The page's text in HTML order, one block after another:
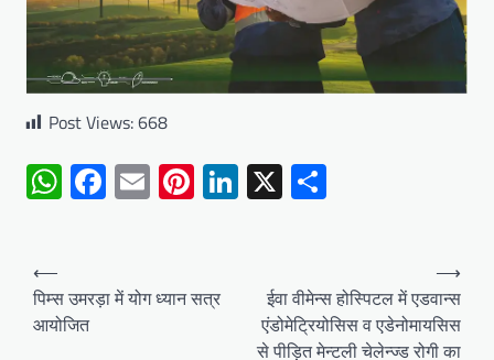
Post Views:668
WhatsApp
Facebook
EmailPinterest
LinkedIn
X
Post
navigation
⟵
पिम्स उमरड़ा में योग ध्यान सत्र
आयोजित
ईवा वीमेन्स होस्पिटल में एडवान्स
एंडोमेट्रियोसिस व एडेनोमायसिस
से पीड़ित मेन्टली चेलेन्ज्ड रोगी का
⟶